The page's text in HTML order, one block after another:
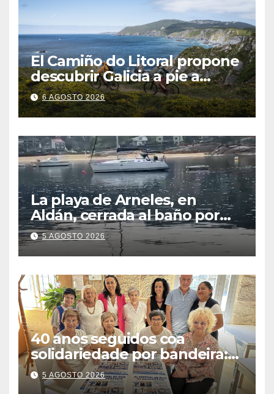
El Camiño do Litoral propone
descubrir Galicia a pie a
través de más de 1.300
kilómetros
6 AGOSTO 2026
La playa de Arneles, en
Aldán, cerrada al baño por
contaminación del agua tras
detectarse restos fecales
5 AGOSTO 2026
40 anos seguidos coa
solidariedade por bandeira:
este venres celébrase o
Festival do Kilo no Auditorio
5 AGOSTO 2026